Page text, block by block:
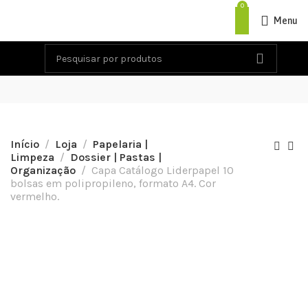
0
Menu
Início Loja
Papelaria |
Limpeza
Dossier | Pastas |
Organização
Capa Catálogo Liderpapel 10
bolsas em polipropileno, formato A4. Cor
vermelho.